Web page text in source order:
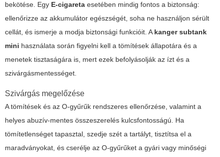
bekötése. Egy E-cigareta esetében mindig fontos a biztonság:
ellenőrizze az akkumulátor egészségét, soha ne használjon sérült
cellát, és ismerje a modja biztonsági funkcióit. Akanger subtank
mini használata során figyelni kell a tömítések állapotára és a
menetek tisztaságára is, mert ezek befolyásolják az ízt és a
szivárgásmentességet.
Szivárgás megelőzése
A tömítések és az O-gyűrűk rendszeres ellenőrzése, valamint a
helyes abuzív-mentes összeszerelés kulcsfontosságú. Ha
tömítetlenséget tapasztal, szedje szét a tartályt, tisztítsa el a
maradványokat, és cserélje az O-gyűrűket a gyári vagy minőségi